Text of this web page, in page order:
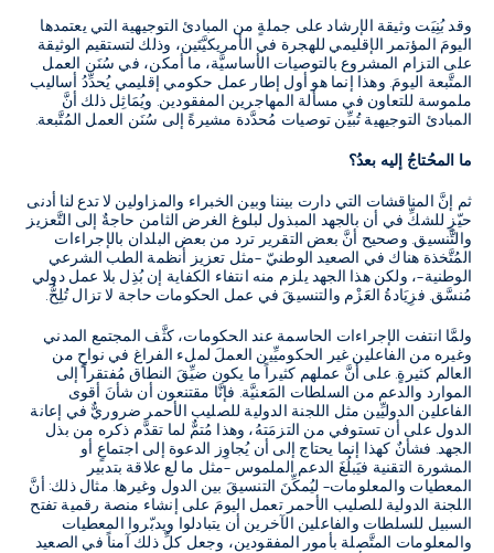
وقد بُنِيَت وثيقة الإرشاد على جملةٍ من المبادئ التوجيهية التي يعتمدها
اليومَ المؤتمر الإقليمي للهجرة في الأمريكيَّتَين، وذلك لتستقيم الوثيقة
على التزام المشروع بالتوصيات الأساسيَّة، ما أمكن، في سُنَن العمل
المتَّبعة اليومَ. وهذا إنما هو أول إطار عمل حكومي إقليمي يُحدِّدُ أساليب
ملموسة للتعاون في مسألة المهاجرين المفقودين. ويُمَاثِل ذلك أنَّ
المبادئ التوجيهية تُبيِّن توصيات مُحدَّدة مشيرةً إلى سُنَن العمل المُتَّبعة.
ما المحُتاجُ إليه بعدُ؟
ثم إنَّ المناقشات التي دارت بيننا وبين الخبراء والمزاولين لا تدع لنا أدنى
حيّزٍ للشكِّ في أن بالجهد المبذول لبلوغ الغرض الثامن حاجةٌ إلى التَّعزيز
والتَّنسيق. وصحيح أنَّ بعض التقرير ترد من بعض البلدان بالإجراءات
المُتَّخذة هناك في الصعيد الوطنيّ –مثل تعزيز أنظمة الطب الشرعي
الوطنية–، ولكن هذا الجهد يلزم منه انتفاء الكفاية إن بُذِل بلا عمل دولي
مُنسَّق. فزِيَادةُ العَزْم والتنسيقَ في عمل الحكومات حاجة لا تزال تُلِحُّ.
ولمَّا انتفت الإجراءات الحاسمة عند الحكومات، كثَّف المجتمع المدني
وغيره من الفاعلين غير الحكوميِّين العملَ لملء الفراغ في نواحٍ من
العالم كثيرةٍ. على أنَّ عملهم كثيراً ما يكون ضيِّقَ النطاق مُفتقراً إلى
الموارد والدعم من السلطات المَعنيَّة. فإنَّا مقتنعون أن شأنَ أقوى
الفاعلين الدوليِّين مثل اللجنة الدولية للصليب الأحمر ضروريٌّ في إعانة
الدول على أن تستوفي من التزمَتهُ، وهذا مُتمٌّ لما تقدَّم ذكره من بذل
الجهد. فشأنٌ كهذا إنما يحتاج إلى أن يُجاوِز الدعوة إلى اجتماعٍ أو
المشورة التقنية فيَبلُغَ الدعم الملموس –مثل ما لع علاقة بتدبير
المعطيات والمعلومات– ليُمكِّنَ التنسيقَ بين الدول وغيرها. مثال ذلك: أنَّ
اللجنة الدولية للصليب الأحمر تعمل اليومَ على إنشاء منصة رقمية تفتح
السبيل للسلطات والفاعلين الآخرين أن يتبادلوا ويدبّروا المعطيات
والمعلومات المتَّصلة بأمور المفقودين، وجعل كلِّ ذلك آمناً في الصعيد